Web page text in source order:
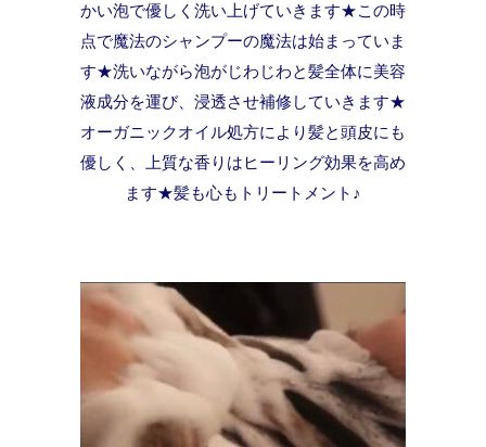
かい泡で優しく洗い上げていきます★この時
点で魔法のシャンプーの魔法は始まっていま
す★洗いながら泡がじわじわと髪全体に美容
液成分を運び、浸透させ補修していきます★
オーガニックオイル処方により髪と頭皮にも
優しく、上質な香りはヒーリング効果を高め
ます★髪も心もトリートメント♪